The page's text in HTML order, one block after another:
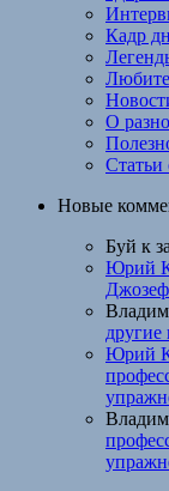
Кадр
О
Статьи
Новые
Буй к
Юрий
Юрий